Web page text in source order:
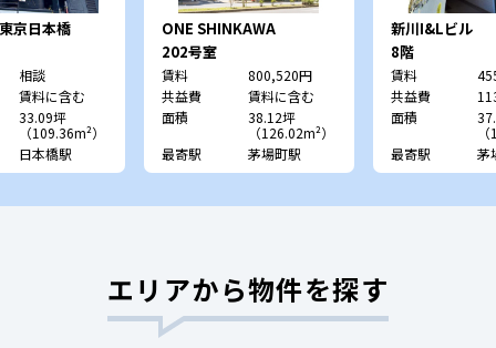
京日本橋
相談
賃料に含む
33.09坪
（109.36m²）
日本橋駅
ONE SHINKAWA
202号室
賃料
800,520円
共益費
賃料に含む
面積
38.12坪
（126.02m²）
最寄駅
茅場町駅
新川I&Lビル
8階
賃料
共益費
面積
最寄駅
茅
エリアから物件を探す